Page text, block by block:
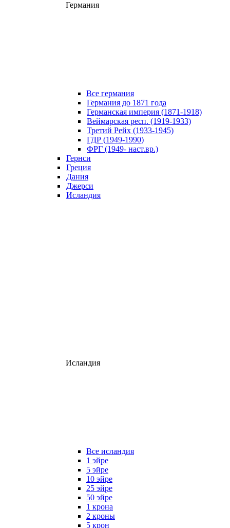
Германия
Все германия
Германия до 1871 года
Германская империя (1871-1918)
Веймарская респ. (1919-1933)
Третий Рейх (1933-1945)
ГДР (1949-1990)
ФРГ (1949- наст.вр.)
Гернси
Греция
Дания
Джерси
Исландия
Исландия
Все исландия
1 эйре
5 эйре
10 эйре
25 эйре
50 эйре
1 крона
2 кроны
5 крон